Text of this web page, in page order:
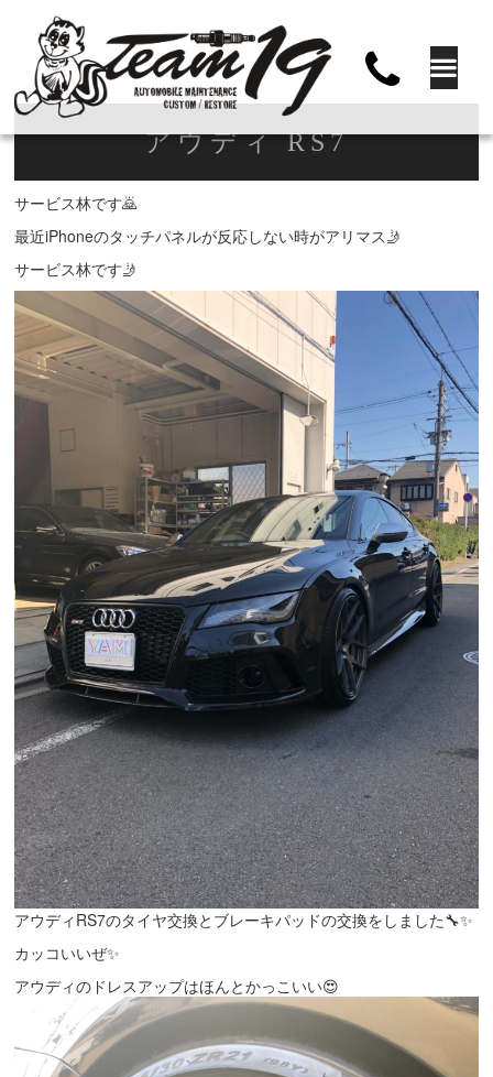
アウディ RS7
サービス林です🙇
最近iPhoneのタッチパネルが反応しない時がアリマス🤳
サービス林です🤳
アウディRS7のタイヤ交換とブレーキパッドの交換をしました🔧✨
カッコいいぜ✨
アウディのドレスアップはほんとかっこいい😍